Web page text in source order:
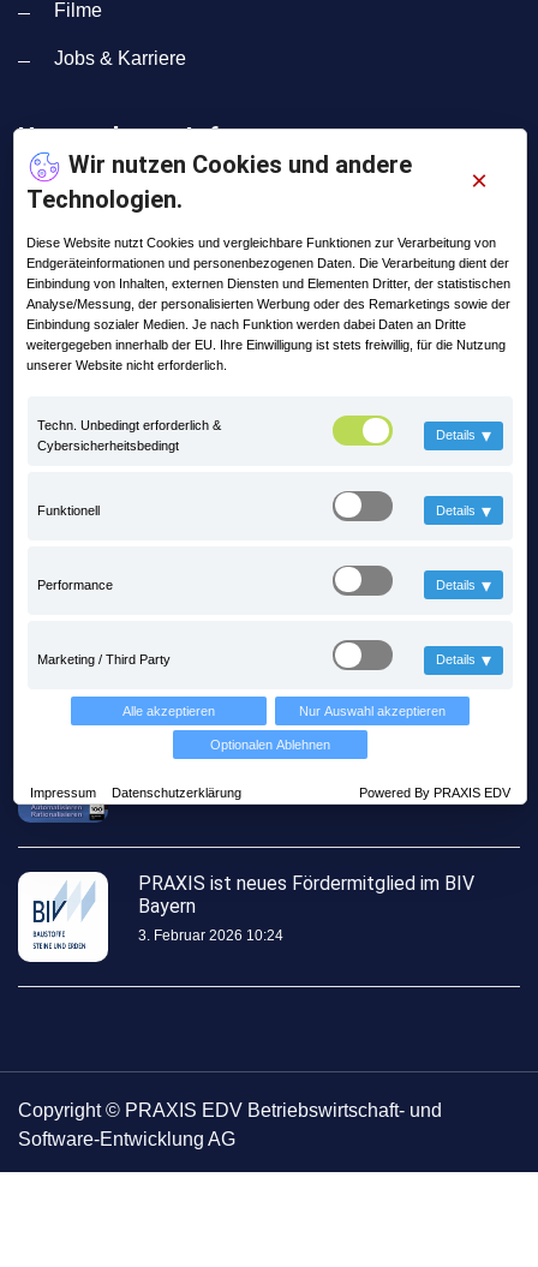
Wir nutzen Cookies und andere
Technologien.
×
Diese Website nutzt Cookies und vergleichbare Funktionen zur Verarbeitung von
Endgeräteinformationen und personenbezogenen Daten. Die Verarbeitung dient der
Einbindung von Inhalten, externen Diensten und Elementen Dritter, der statistischen
Analyse/Messung, der personalisierten Werbung oder des Remarketings sowie der
Einbindung sozialer Medien. Je nach Funktion werden dabei Daten an Dritte
weitergegeben innerhalb der EU. Ihre Einwilligung ist stets freiwillig, für die Nutzung
unserer Website nicht erforderlich.
Techn. Unbedingt erforderlich &
Cybersicherheitsbedingt
Details ▾
Funktionell Details ▾
Performance Details ▾
Marketing / Third Party Details ▾
Alle akzeptieren Nur Auswahl akzeptieren
Optionalen Ablehnen
Impressum Datenschutzerklärung Powered By PRAXIS EDV
Filme
Jobs & Karriere
Unternehmen Info
Adresse:
99869 Pferdingsleben
Telefon:
+49 (0) 36258 - 566 - 0
Email:
Letzte Posts
Mit PRAXIS auf Zeitreise mitten im
13. Mai 2026 11:56
PRAXIS ist neues Fördermitglied im BIV
Bayern
3. Februar 2026 10:24
Copyright © PRAXIS EDV Betriebswirtschaft- und
Software-Entwicklung AG